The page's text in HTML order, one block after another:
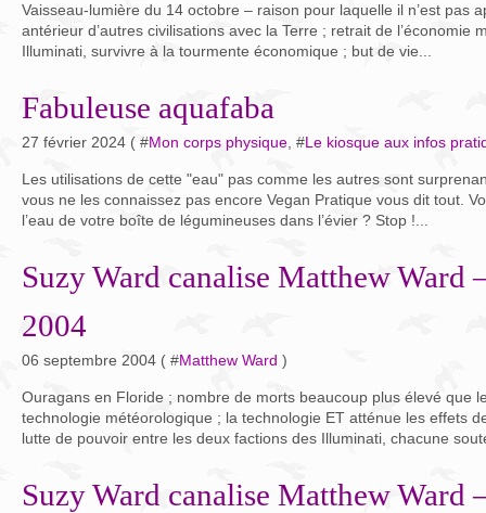
Vaisseau-lumière du 14 octobre – raison pour laquelle il n’est pas
antérieur d’autres civilisations avec la Terre ; retrait de l’économie
Illuminati, survivre à la tourmente économique ; but de vie...
Fabuleuse aquafaba
27 février 2024 ( #Mon corps physique , #Le kiosque aux infos
Les utilisations de cette "eau" pas comme les autres sont
vous ne les connaissez pas encore Vegan Pratique vous dit tout.
l’eau de votre boîte de légumineuses dans l’évier ? Stop !...
Suzy Ward canalise Matthew Ward
2004
06 septembre 2004 ( #Matthew Ward )
Ouragans en Floride ; nombre de morts beaucoup plus élevé que
technologie météorologique ; la technologie ET atténue les effets
lutte de pouvoir entre les deux factions des Illuminati, chacune
Suzy Ward canalise Matthew Ward